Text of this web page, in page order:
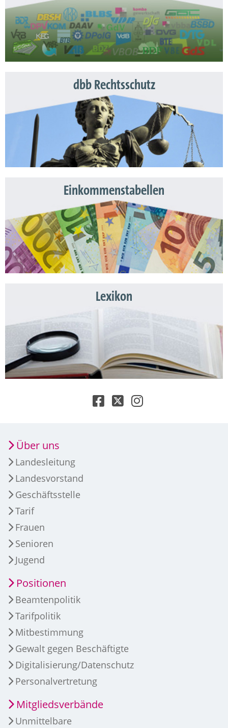
dbb Rechtsschutz
Einkommenstabellen
Lexikon
Über uns
Landesleitung
Landesvorstand
Geschäftsstelle
Tarif
Frauen
Senioren
Jugend
Positionen
Beamtenpolitik
Tarifpolitik
Mitbestimmung
Gewalt gegen Beschäftigte
Digitalisierung/Datenschutz
Personalvertretung
Mitgliedsverbände
Unmittelbare